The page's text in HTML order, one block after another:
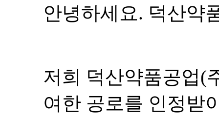
안녕하세요. 덕산약
저희 덕산약품공업(
여한 공로를 인정받